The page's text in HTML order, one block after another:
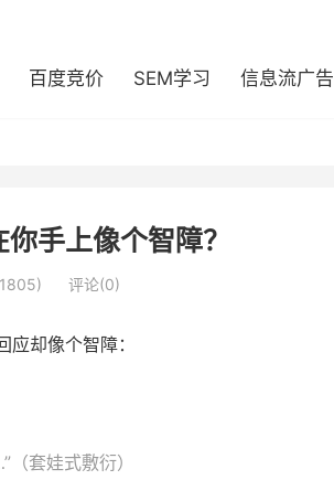
百度竞价 SEM学习 信息流广告
手上像个智障？
评论(0)
应却像个智障：
套娃式敷衍）